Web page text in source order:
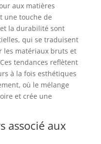
aux matières
une touche de
la durabilité sont
qui se traduisent
les matériaux bruts et
tendances reflètent
à la fois esthétiques
où le mélange
et crée une
associé aux